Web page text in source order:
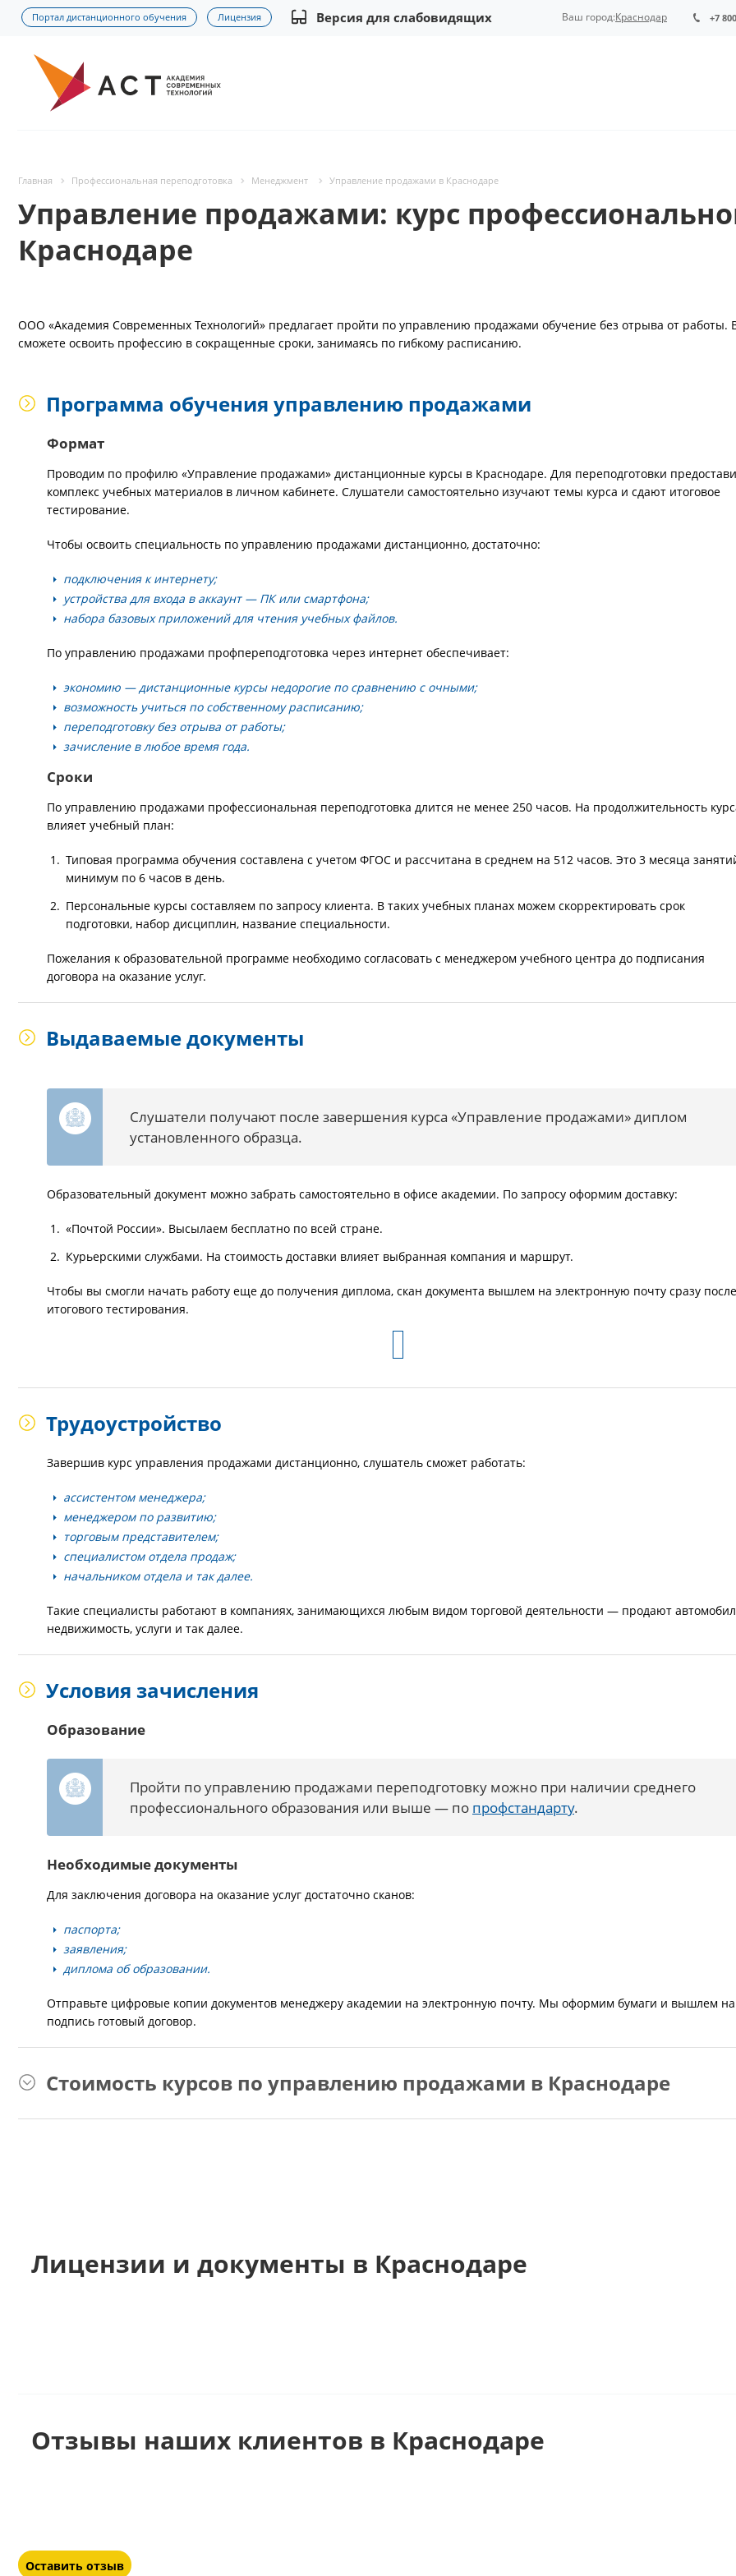
Портал дистанционного обучения Лицензия Версия для слабовидящих +7
Ваш город:Краснодар
Главная Профессиональная переподготовка Менеджмент Управление продажами в Краснодаре
Управление продажами: курс
Краснодаре
ООО «Академия Современных Технологий» предлагает пройти по управлению продажами обучение без отрыва от работы.
сможете освоить профессию в сокращенные сроки, занимаясь по гибкому расписанию.
Программа обучения управлению продажами
Формат
Проводим по профилю «Управление продажами» дистанционные курсы в Краснодаре. Для переподготовки
комплекс учебных материалов в личном кабинете. Слушатели самостоятельно изучают темы курса и сдают итоговое
тестирование.
Чтобы освоить специальность по управлению продажами дистанционно, достаточно:
подключения к интернету;
устройства для входа в аккаунт — ПК или смартфона;
набора базовых приложений для чтения учебных файлов.
По управлению продажами профпереподготовка через интернет обеспечивает:
экономию — дистанционные курсы недорогие по сравнению с очными;
возможность учиться по собственному расписанию;
переподготовку без отрыва от работы;
зачисление в любое время года.
Сроки
По управлению продажами профессиональная переподготовка длится не менее 250 часов. На продолжительность
влияет учебный план:
Типовая программа обучения составлена с учетом ФГОС и рассчитана в среднем на 512 часов. Это 3 месяца
минимум по 6 часов в день.
Персональные курсы составляем по запросу клиента. В таких учебных планах можем скорректировать срок
подготовки, набор дисциплин, название специальности.
Пожелания к образовательной программе необходимо согласовать с менеджером учебного центра до подписания
договора на оказание услуг.
Выдаваемые документы
Слушатели получают после завершения курса «Управление продажами» диплом
установленного образца.
Образовательный документ можно забрать самостоятельно в офисе академии. По запросу оформим доставку:
«Почтой России». Высылаем бесплатно по всей стране.
Курьерскими службами. На стоимость доставки влияет выбранная компания и маршрут.
Чтобы вы смогли начать работу еще до получения диплома, скан документа вышлем на электронную почту сразу после
итогового тестирования.
Трудоустройство
Завершив курс управления продажами дистанционно, слушатель сможет работать:
ассистентом менеджера;
менеджером по развитию;
торговым представителем;
специалистом отдела продаж;
начальником отдела и так далее.
Такие специалисты работают в компаниях, занимающихся любым видом торговой деятельности — продают
недвижимость, услуги и так далее.
Условия зачисления
Образование
Пройти по управлению продажами переподготовку можно при наличии среднего
профессионального образования или выше — по профстандарту.
Необходимые документы
Для заключения договора на оказание услуг достаточно сканов:
паспорта;
заявления;
диплома об образовании.
Отправьте цифровые копии документов менеджеру академии на электронную почту. Мы оформим бумаги и вышлем на
подпись готовый договор.
Стоимость курсов по управлению продажами в Краснодаре
Лицензии и документы в Краснодаре
Отзывы наших клиентов в Краснодаре
Оставить отзыв